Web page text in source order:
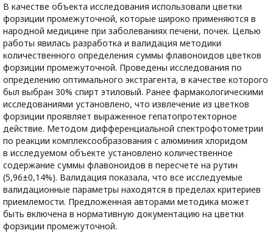
В качестве объекта исследования использовали цветки
форзиции промежуточной, которые широко применяются в
народной медицине при заболеваниях печени, почек. Целью
работы явилась разработка и валидация методики
количественного определения суммы флавоноидов цветков
форзиции промежуточной. Проведены исследования по
определению оптимального экстрагента, в качестве которого
был выбран 30% спирт этиловый. Ранее фармакологическими
исследованиями установлено, что извлечение из цветков
форзиции проявляет выраженное гепатопротекторное
действие. Методом дифференциальной спектрофотометрии
по реакции комплексообразования с алюминия хлоридом
в исследуемом объекте установлено количественное
содержание суммы флавоноидов в пересчете на рутин
(5,96±0,14%). Валидация показала, что все исследуемые
валидационные параметры находятся в пределах критериев
приемлемости. Предложенная авторами методика может
быть включена в нормативную документацию на цветки
форзиции промежуточной.